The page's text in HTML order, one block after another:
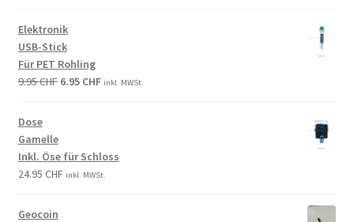
Elektronik
USB-Stick
Für PET Rohling
9.95CHF 6.95 CHF inkl. MWSt.
Dose
Gamelle
Inkl. Öse für Schloss
24.95 CHF inkl. MWSt.
Geocoin